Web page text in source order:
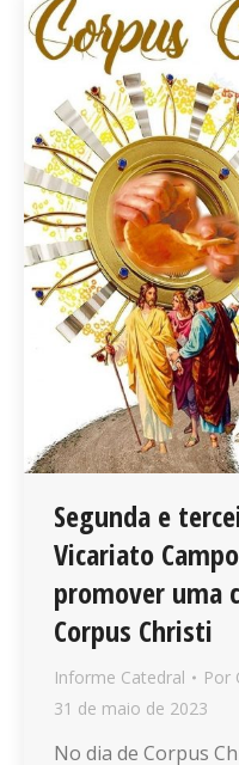
Segunda e
Vicariato
promover uma
Corpus Christi
Informe Catedral Por
31 de maio de 2023
No dia de Corpus